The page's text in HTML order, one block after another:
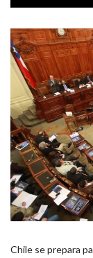
Chile se prepara